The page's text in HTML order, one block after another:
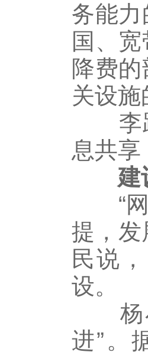
务能
国、
降费
关设
李跃
息共享
建设
“网
提，发
民说
设。
杨小
进”。